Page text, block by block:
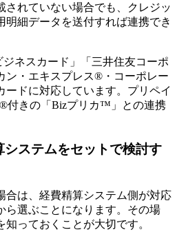
されていない場合でも、クレジッ
明細データを送付すれば連携でき
ジネスカード」「三井住友コーポ
ン・エキスプレス®・コーポレー
ードに対応しています。プリペイ
付きの「Bizプリカ™」との連携
ステムをセットで検討す
合は、経費精算システム側が対応
ら選ぶことになります。その場
っておくことが大切です。